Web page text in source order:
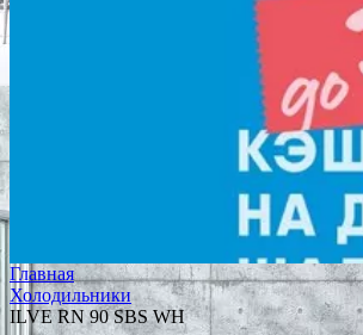
Главная
Холодильники
ILVE RN 90 SBS WH